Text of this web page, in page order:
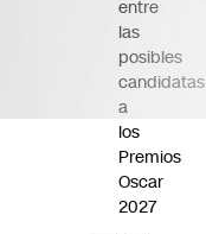
entre
las
posibles
candidatas
a
los
Premios
Oscar
2027